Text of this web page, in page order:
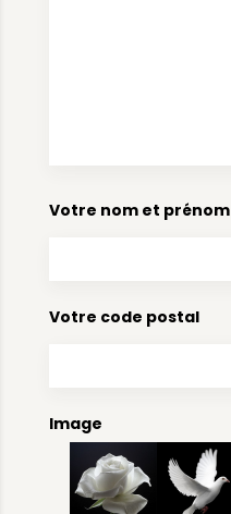
Votre nom et prénom
Votre code postal
Image